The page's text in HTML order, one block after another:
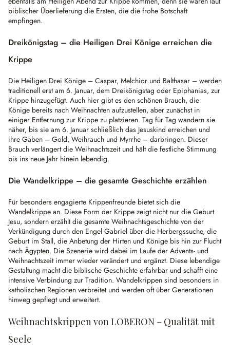
biblischer Überlieferung die Ersten, die die frohe Botschaft
empfingen.
Dreikönigstag – die Heiligen Drei Könige erreichen die
Krippe
Die Heiligen Drei Könige – Caspar, Melchior und Balthasar – werden
traditionell erst am 6. Januar, dem Dreikönigstag oder Epiphanias, zur
Krippe hinzugefügt. Auch hier gibt es den schönen Brauch, die
Könige bereits nach Weihnachten aufzustellen, aber zunächst in
einiger Entfernung zur Krippe zu platzieren. Tag für Tag wandern sie
näher, bis sie am 6. Januar schließlich das Jesuskind erreichen und
ihre Gaben – Gold, Weihrauch und Myrrhe – darbringen. Dieser
Brauch verlängert die Weihnachtszeit und hält die festliche Stimmung
bis ins neue Jahr hinein lebendig.
Die Wandelkrippe – die gesamte Geschichte erzählen
Für besonders engagierte Krippenfreunde bietet sich die
Wandelkrippe an. Diese Form der Krippe zeigt nicht nur die Geburt
Jesu, sondern erzählt die gesamte Weihnachtsgeschichte von der
Verkündigung durch den Engel Gabriel über die Herbergssuche, die
Geburt im Stall, die Anbetung der Hirten und Könige bis hin zur Flucht
nach Ägypten. Die Szenerie wird dabei im Laufe der Advents- und
Weihnachtszeit immer wieder verändert und ergänzt. Diese lebendige
Gestaltung macht die biblische Geschichte erfahrbar und schafft eine
intensive Verbindung zur Tradition. Wandelkrippen sind besonders in
katholischen Regionen verbreitet und werden oft über Generationen
hinweg gepflegt und erweitert.
Weihnachtskrippen von LOBERON – Qualität mit
Seele